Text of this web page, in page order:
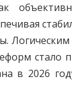
стало
в 2026